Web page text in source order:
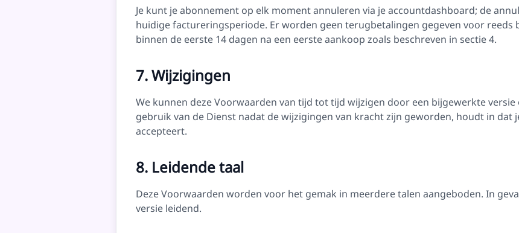
Je kunt je abonnement op elk moment annuleren via je accountdashboard; de
huidige factureringsperiode. Er worden geen terugbetalingen gegeven voor reeds
binnen de eerste 14 dagen na een eerste aankoop zoals beschreven in sectie 4.
7. Wijzigingen
We kunnen deze Voorwaarden van tijd tot tijd wijzigen door een bijgewerkte
gebruik van de Dienst nadat de wijzigingen van kracht zijn geworden, houdt in dat
accepteert.
8. Leidende taal
Deze Voorwaarden worden voor het gemak in meerdere talen aangeboden. In
versie leidend.